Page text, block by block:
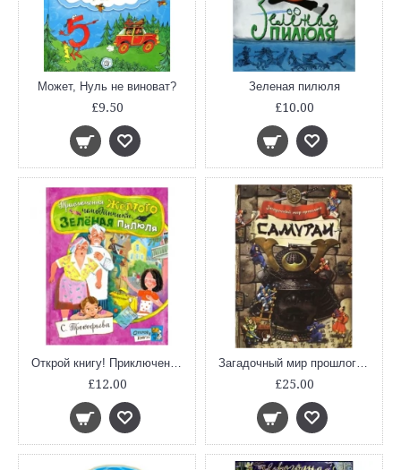
Может, Нуль не виноват?
£9.50
Зеленая пилюля
£10.00
Открой книгу! Приключения желтого чемоданчика. Зеленая пилюля
£12.00
Загадочный мир прошлого/Самураи
£25.00